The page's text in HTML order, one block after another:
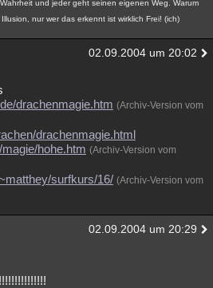
und jeder geht seinen eigenen Weg. Warum
nur wer das erkennt ist wirklich Frei! (ich)
02.09.2004 um 20:02
drachenmagie.htm (Archiv-Version vom
drachenmagie.html
hohe.htm (Archiv-Version vom
surfkurs/16/ (Archiv-Version vom
02.09.2004 um 20:29